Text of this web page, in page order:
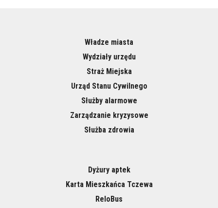
Władze miasta
Wydziały urzędu
Straż Miejska
Urząd Stanu Cywilnego
Służby alarmowe
Zarządzanie kryzysowe
Służba zdrowia
Dyżury aptek
Karta Mieszkańca Tczewa
ReloBus